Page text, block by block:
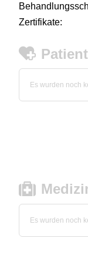
Zertifikate:
Es wurden noch
Es wurden noch